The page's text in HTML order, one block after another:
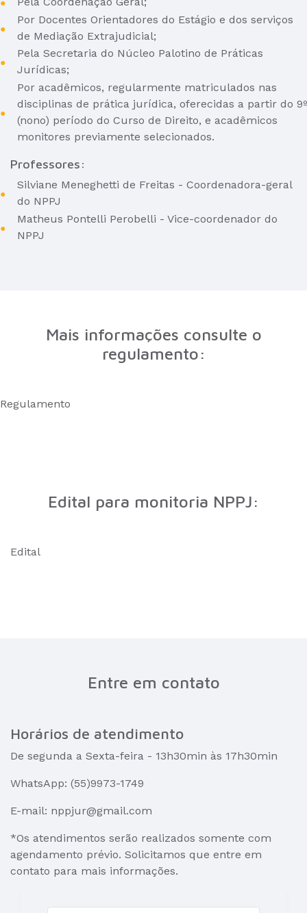
Por Docentes Orientadores do Estágio e dos serviços
de Mediação Extrajudicial;
Pela Secretaria do Núcleo Palotino de Práticas
Jurídicas;
Por acadêmicos, regularmente matriculados nas
disciplinas de prática jurídica, oferecidas a partir do 9º
(nono) período do Curso de Direito, e acadêmicos
monitores previamente selecionados.
Professores:
Silviane Meneghetti de Freitas - Coordenadora-geral
do NPPJ
Matheus Pontelli Perobelli - Vice-coordenador do
NPPJ
Mais informações consulte o
regulamento:
Regulamento
Edital para monitoria NPPJ:
Edital
Entre em contato
Horários de atendimento
De segunda a Sexta-feira - 13h30min às 17h30min
WhatsApp: (55)9973-1749
E-mail: nppjur@gmail.com
*Os atendimentos serão realizados somente com
agendamento prévio. Solicitamos que entre em
contato para mais informações.